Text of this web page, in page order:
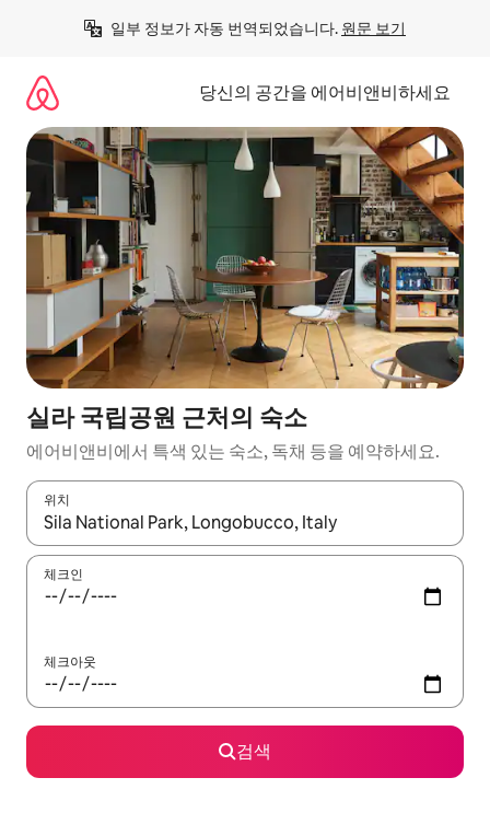
일부 정보가 자동 번역되었습니다. 원문 보기
당신의 공간을 에어비앤비하세요
실라 국립공원 근처의 숙소
에어비앤비에서 특색 있는 숙소, 독채 등을 예약하세요.
위치
결과가 나오면 위·아래 화살표 키를 사용하거나 터치 또는 스와이
체크인
체크아웃
검색